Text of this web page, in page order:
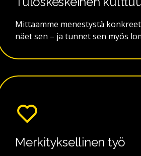
Mittaamme menestystä
näet sen – ja tunnet sen myös
Merkityksellinen työ